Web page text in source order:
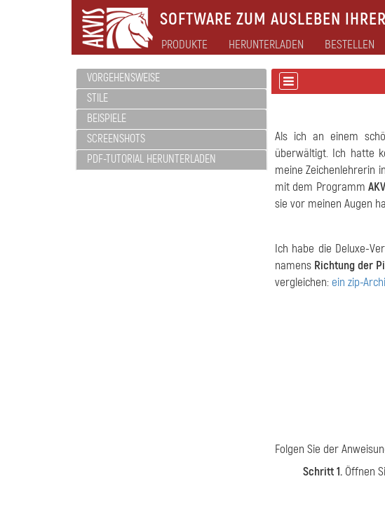
SOFTWARE ZUM AUSLEBEN
PRODUKTE HERUNTERLADEN BESTELLEN
VORGEHENSWEISE
STILE
BEISPIELE
SCREENSHOTS
PDF-TUTORIAL HERUNTERLADEN
Als ich an einem
überwältigt. Ich hatte
meine Zeichenlehrerin
mit dem Programm
sie vor meinen Augen
Ich habe die Deluxe-
namens Richtung der
vergleichen: ein zip-
Folgen Sie der
Schritt 1. Öffnen